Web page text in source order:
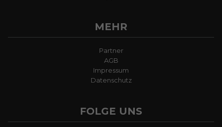
MEHR
Partner
AGB
Impressum
Datenschutz
FOLGE UNS